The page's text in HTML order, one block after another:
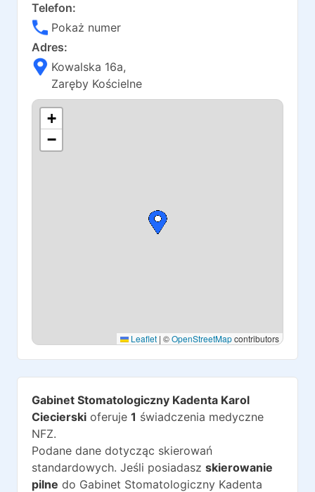
Telefon:
Pokaż numer
Adres:
Kowalska 16a,
Zaręby Kościelne
+
−
Leaflet | ©OpenStreetMapcontributors
Gabinet Stomatologiczny Kadenta Karol
Ciecierski oferuje 1 świadczenia medyczne
NFZ.
Podane dane dotycząc skierowań
standardowych. Jeśli posiadasz skierowanie
pilne do Gabinet Stomatologiczny Kadenta